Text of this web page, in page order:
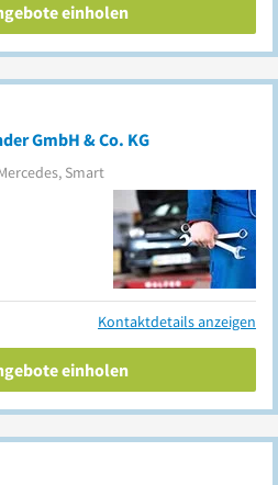
einholen
GmbH & Co. KG
Smart
Kontaktdetails anzeigen
einholen